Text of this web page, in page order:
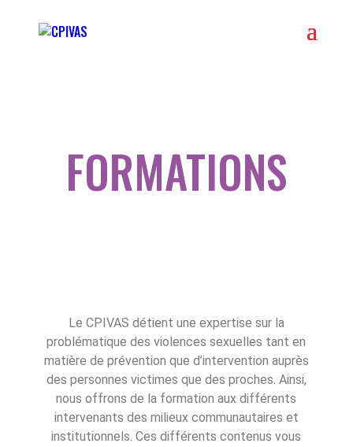
FORMATIONS
Le CPIVAS détient une expertise sur la
problématique des violences sexuelles tant en
matière de prévention que d’intervention auprès
des personnes victimes que des proches. Ainsi,
nous offrons de la formation aux différents
intervenants des milieux communautaires et
institutionnels. Ces différents contenus vous